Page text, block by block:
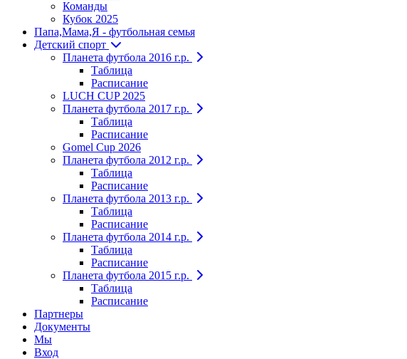
Команды
Кубок 2025
Папа,Мама,Я - футбольная семья
Детский спорт
Планета футбола 2016 г.р.
Таблица
Расписание
LUCH CUP 2025
Планета футбола 2017 г.р.
Таблица
Расписание
Gomel Cup 2026
Планета футбола 2012 г.р.
Таблица
Расписание
Планета футбола 2013 г.р.
Таблица
Расписание
Планета футбола 2014 г.р.
Таблица
Расписание
Планета футбола 2015 г.р.
Таблица
Расписание
Партнеры
Документы
Мы
Вход